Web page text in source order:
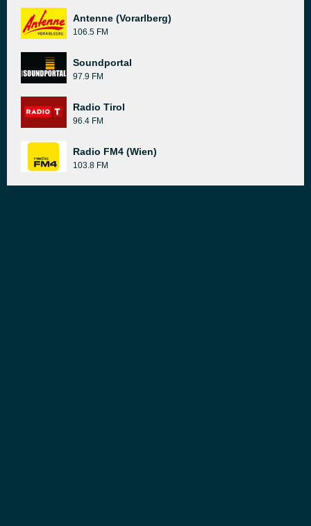
Antenne (Vorarlberg)
106.5 FM
Soundportal
97.9 FM
Radio Tirol
96.4 FM
Radio FM4 (Wien)
103.8 FM